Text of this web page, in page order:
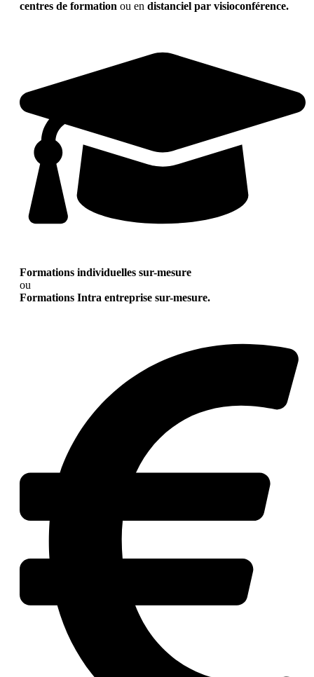
centres de formation ou en distanciel par visioconférence.
Formations individuelles sur-mesure
ou
Formations Intra entreprise sur-mesure.